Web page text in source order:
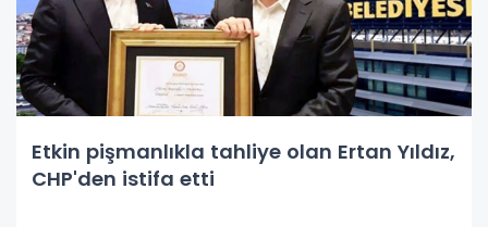
Etkin pişmanlıkla tahliye olan Ertan Yıldız,
CHP'den istifa etti